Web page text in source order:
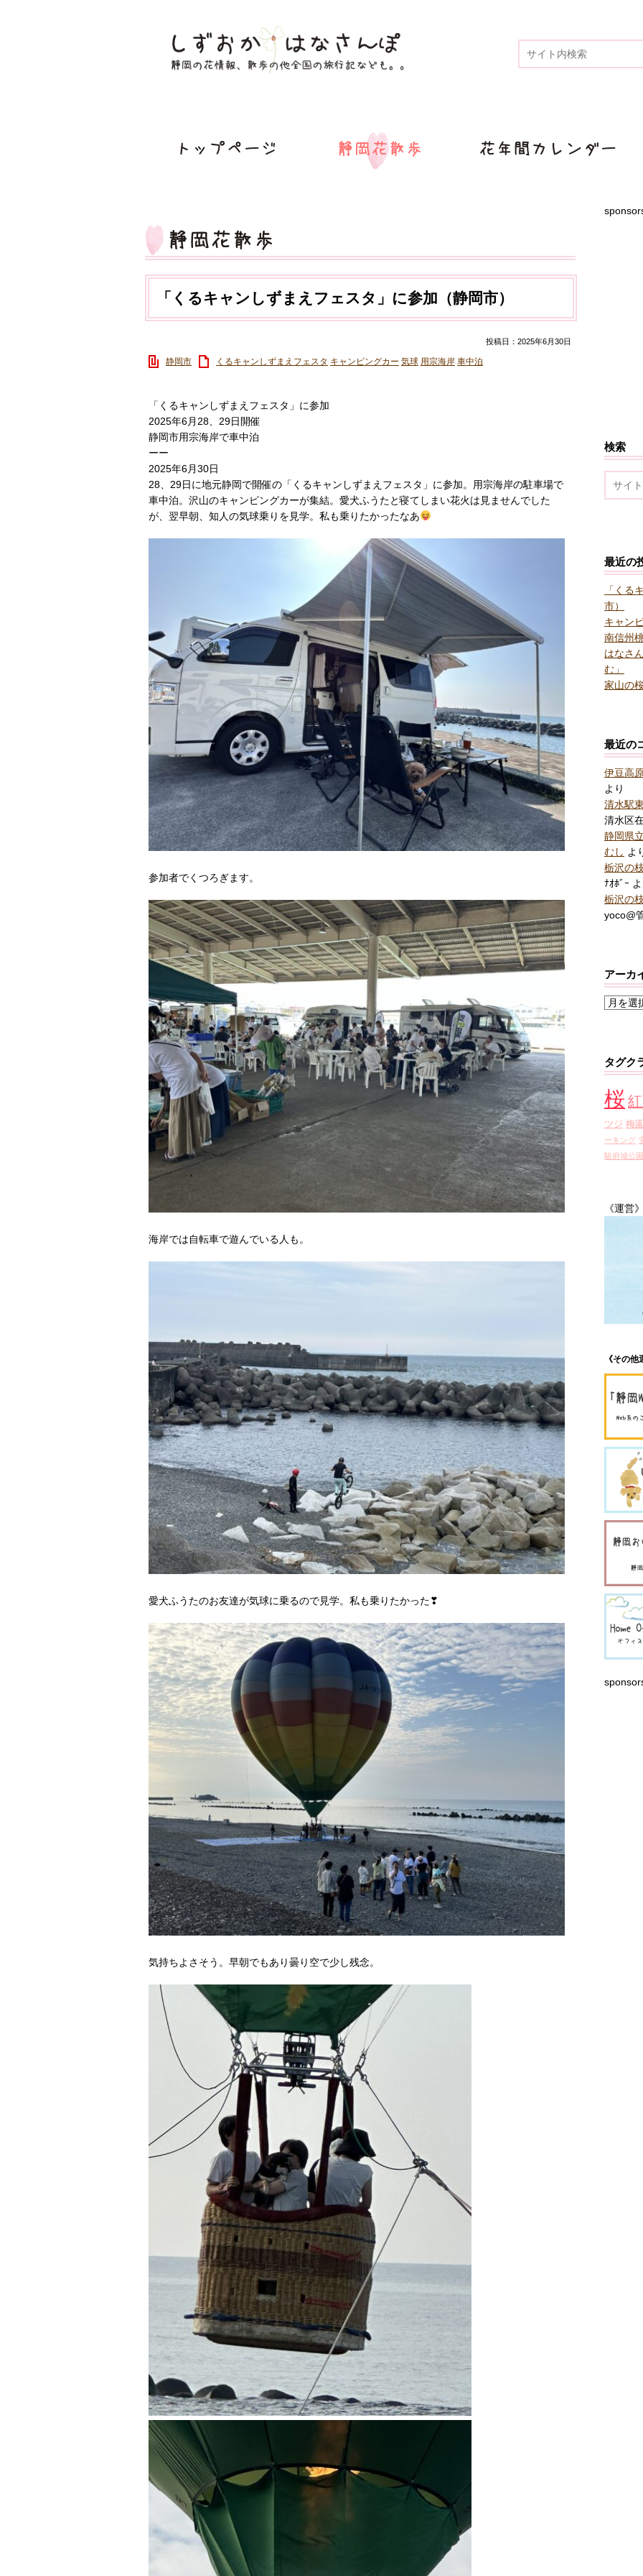
「くるキャンしずまえフェスタ」に参加（静岡市）
投稿日：2025年6月30日
静岡市 くるキャンしずまえフェスタ キャンピングカー 気球 用宗海岸 車中泊
「くるキャンしずまえフェスタ」に参加
2025年6月28、29日開催
静岡市用宗海岸で車中泊
ーー
2025年6月30日
28、29日に地元静岡で開催の「くるキャンしずまえフェスタ」に参加。用宗海岸の駐車場で
車中泊。沢山のキャンピングカーが集結。愛犬ふうたと寝てしまい花火は見ませんでした
が、翌早朝、知人の気球乗りを見学。私も乗りたかったなあ
参加者でくつろぎます。
海岸では自転車で遊んでいる人も。
愛犬ふうたのお友達が気球に乗るので見学。私も乗りたかった❣
気持ちよさそう。早朝でもあり曇り空で少し残念。
検索
最近の
「くる
市）
キャン
南信州
はなさ
む」
家山の
最近の
伊豆高
より
清水駅
清水区
静岡県
むし よ
栃沢の
ﾅｵﾎﾞｰ
栃沢の
yoco@
アーカ
ア
ブ
タグク
桜
ツジ 梅
ーキング
駿府城公園
《運営
《その